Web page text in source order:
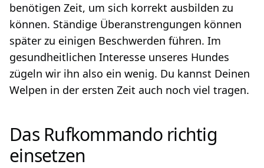
benötigen Zeit, um sich korrekt ausbilden zu
können. Ständige Überanstrengungen können
später zu einigen Beschwerden führen. Im
gesundheitlichen Interesse unseres Hundes
zügeln wir ihn also ein wenig. Du kannst Deinen
Welpen in der ersten Zeit auch noch viel tragen.
Das Rufkommando richtig
einsetzen